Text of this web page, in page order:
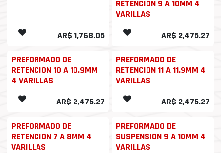
AR$ 1,768.05
RETENCION 9 A 10MM 4
VARILLAS
AR$ 2,475.27
PREFORMADO DE
RETENCION 10 A 10.9MM
4 VARILLAS
AR$ 2,475.27
PREFORMADO DE
RETENCION 11 A 11.9MM 4
VARILLAS
AR$ 2,475.27
PREFORMADO DE
RETENCION 7 A 8MM 4
VARILLAS
PREFORMADO DE
SUSPENSION 9 A 10MM 4
VARILLAS